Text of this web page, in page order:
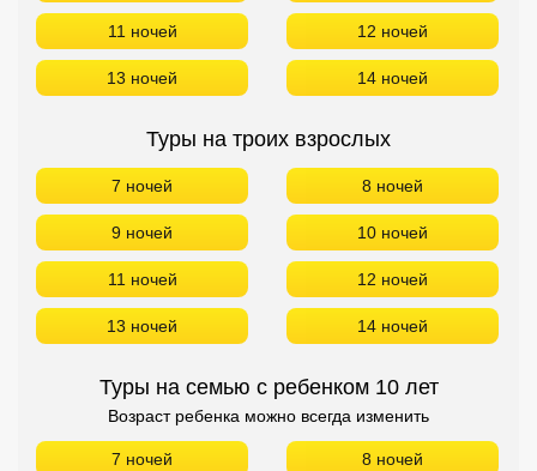
11 ночей 12 ночей
13 ночей 14 ночей
Туры на троих взрослых
7 ночей 8 ночей
9 ночей 10 ночей
11 ночей 12 ночей
13 ночей 14 ночей
Туры на семью с ребенком 10 лет
Возраст ребенка можно всегда изменить
7 ночей 8 ночей